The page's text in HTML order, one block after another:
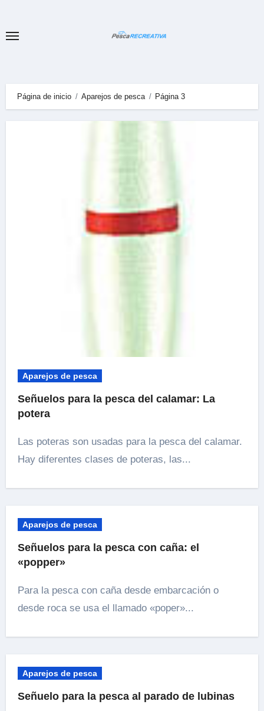
contenido
Página de inicio Aparejos de pesca Página 3
Aparejos de pesca
Señuelos para la pesca del calamar: La
potera
Las poteras son usadas para la pesca del calamar.
Hay diferentes clases de poteras, las...
Aparejos de pesca
Señuelos para la pesca con caña: el
«popper»
Para la pesca con caña desde embarcación o
desde roca se usa el llamado «poper»...
Aparejos de pesca
Señuelo para la pesca al parado de lubinas